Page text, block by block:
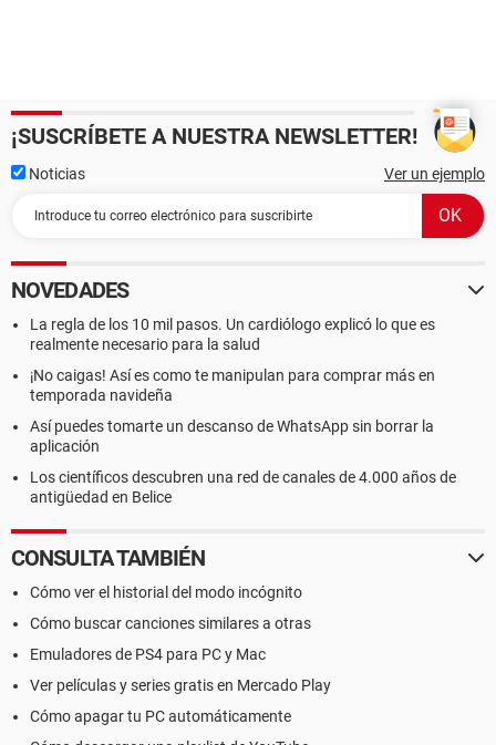
¡SUSCRÍBETE A NUESTRA NEWSLETTER!
Noticias Ver un ejemplo
NOVEDADES
La regla de los 10 mil pasos. Un cardiólogo explicó lo que es
realmente necesario para la salud
¡No caigas! Así es como te manipulan para comprar más en
temporada navideña
Así puedes tomarte un descanso de WhatsApp sin borrar la
aplicación
Los científicos descubren una red de canales de 4.000 años de
antigüedad en Belice
CONSULTA TAMBIÉN
Cómo ver el historial del modo incógnito
Cómo buscar canciones similares a otras
Emuladores de PS4 para PC y Mac
Ver películas y series gratis en Mercado Play
Cómo apagar tu PC automáticamente